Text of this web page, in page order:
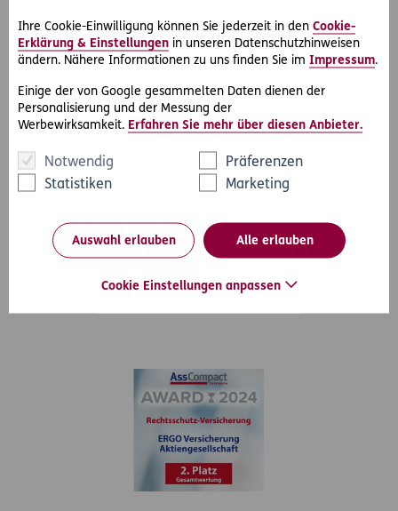
Ihre Cookie-Einwilligung können Sie jederzeit in den Cookie-
Erklärung & Einstellungen in unseren Datenschutzhinweisen
ändern. Nähere Informationen zu uns finden Sie im Impressum.
Einige der von Google gesammelten Daten dienen der
Personalisierung und der Messung der
Werbewirksamkeit. Erfahren Sie mehr über diesen Anbieter.
Notwendig
Präferenzen
Statistiken
Marketing
Auswahl erlauben Alle erlauben
Cookie Einstellungen anpassen
Top Auszeichnungen für Rechtsschutz, Firmen-
Rechtsschutz & Kfz-Haftpflicht